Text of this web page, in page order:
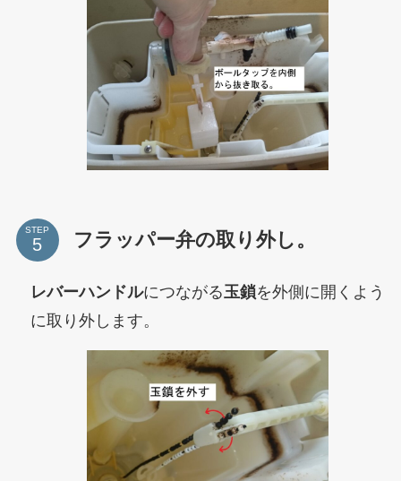
STEP フラッパー弁の取り外し。
レバーハンドルにつながる玉鎖を外側に開くよう
に取り外します。